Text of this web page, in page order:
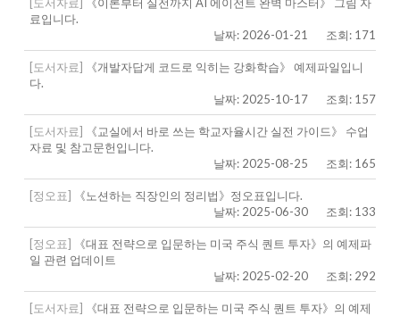
료입니다.
날짜: 2026-01-21
조회: 171
[도서자료]
《개발자답게 코드로 익히는 강화학습》 예제파일입니
다.
날짜: 2025-10-17
조회: 157
[도서자료]
《교실에서 바로 쓰는 학교자율시간 실전 가이드》 수업
자료 및 참고문헌입니다.
날짜: 2025-08-25
조회: 165
[정오표]
《노션하는 직장인의 정리법》정오표입니다.
날짜: 2025-06-30
조회: 133
[정오표]
《대표 전략으로 입문하는 미국 주식 퀀트 투자》의 예제파
일 관련 업데이트
날짜: 2025-02-20
조회: 292
[도서자료]
《대표 전략으로 입문하는 미국 주식 퀀트 투자》의 예제